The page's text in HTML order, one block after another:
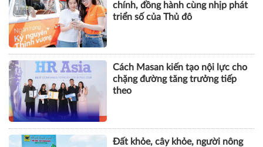
chính, đồng hành cùng nhịp phát
triển số của Thủ đô
Cách Masan kiến tạo nội lực cho
chặng đường tăng trưởng tiếp
theo
Đất khỏe, cây khỏe, người nông